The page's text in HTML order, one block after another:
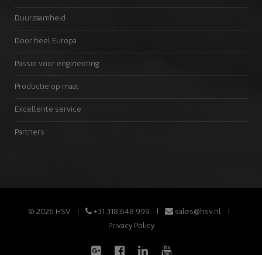
Duurzaamheid
Door heel Europa
Passie voor engineering
Productie op maat
Excellente service
Partners
© 2026 HSV +31 318 648 999
sales@hsv.nl
Privacy Policy